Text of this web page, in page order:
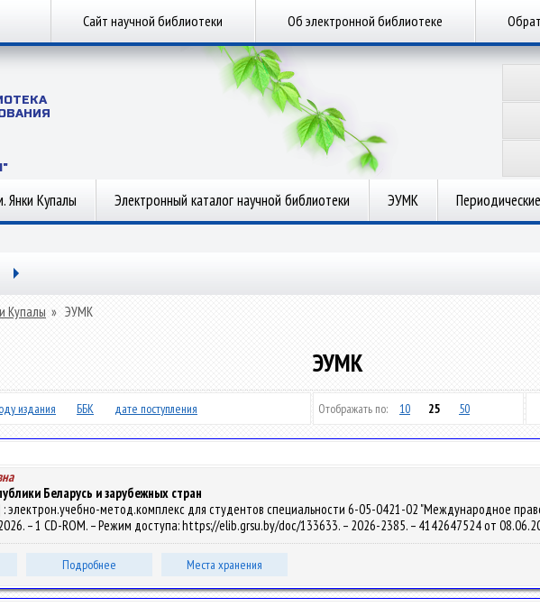
Сайт научной библиотеки Об электронной библиотеке
Янки Купалы Электронный каталог научной библиотеки ЭУМК
Купалы » ЭУМК
ЭУМК
издания ББК дате поступления Отображать по: 10 25 50
Беларусь и зарубежных стран
электрон.учебно-метод.комплекс для студентов специальности 6-05-0421-02 "Международное
– 1 CD-ROM. – Режим доступа: https://elib.grsu.by/doc/133633. – 2026-2385. – 4142647524 от
Подробнее Места хранения